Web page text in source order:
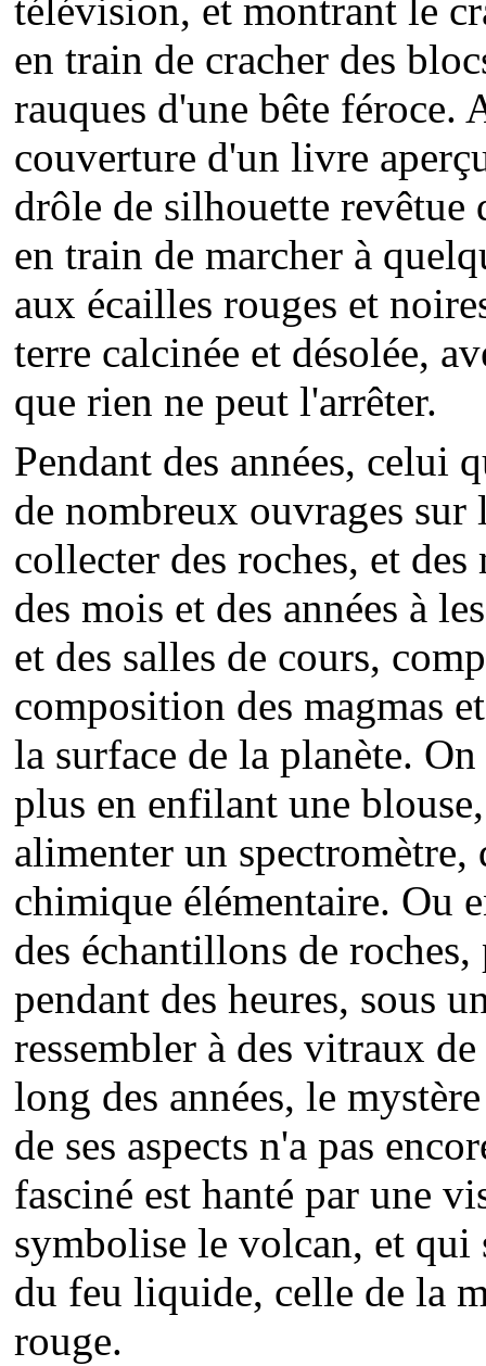
télévision, et montrant le
en train de cracher des
rauques d'une bête féroce.
couverture d'un livre
drôle de silhouette
en train de marcher à
aux écailles rouges et
terre calcinée et désolée,
que rien ne peut l'arrêter.
Pendant des années, celui
de nombreux ouvrages
collecter des roches, et
des mois et des années à
et des salles de cours,
composition des magmas
la surface de la planète.
plus en enfilant une
alimenter un
chimique élémentaire. Ou
des échantillons de
pendant des heures, sous
ressembler à des vitraux
long des années, le
de ses aspects n'a pas
fasciné est hanté par une
symbolise le volcan, et qui
du feu liquide, celle de la
rouge.